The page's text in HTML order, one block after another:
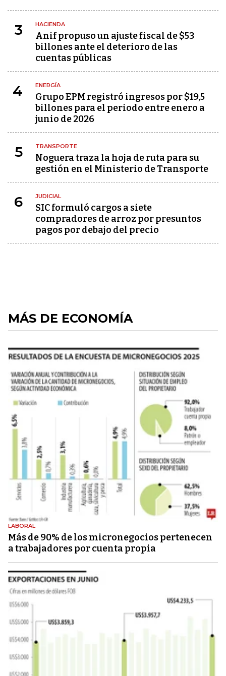
3 HACIENDA
Anif propuso un ajuste fiscal de $53
billones ante el deterioro de las
cuentas públicas
4 ENERGÍA
Grupo EPM registró ingresos por $19,5
billones para el periodo entre enero a
junio de 2026
5 TRANSPORTE
Noguera traza la hoja de ruta para su
gestión en el Ministerio de Transporte
6 JUDICIAL
SIC formuló cargos a siete
compradores de arroz por presuntos
pagos por debajo del precio
MÁS DE ECONOMÍA
LABORAL
Más de 90% de los micronegocios pertenecen
a trabajadores por cuenta propia